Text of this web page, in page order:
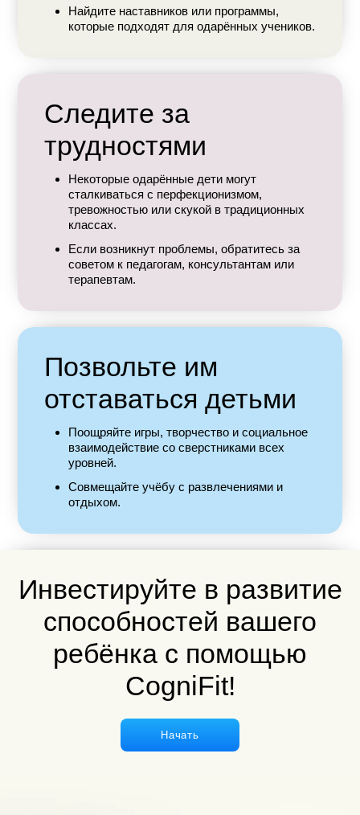
Найдите наставников или программы,
которые подходят для одарённых учеников.
Следите за
трудностями
Некоторые одарённые дети могут
сталкиваться с перфекционизмом,
тревожностью или скукой в традиционных
классах.
Если возникнут проблемы, обратитесь за
советом к педагогам, консультантам или
терапевтам.
Позвольте им
отставаться детьми
Поощряйте игры, творчество и социальное
взаимодействие со сверстниками всех
уровней.
Совмещайте учёбу с развлечениями и
отдыхом.
Инвестируйте в развитие
способностей вашего
ребёнка с помощью
CogniFit!
Начать